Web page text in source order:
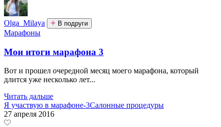
Olga_Milaya В подруги
Марафоны
Мои итоги марафона 3
Вот и прошел очередной месяц моего марафона, который
длится уже несколько лет...
Читать дальше
Я участвую в марафоне-3Салонные процедуры
27 апреля 2016